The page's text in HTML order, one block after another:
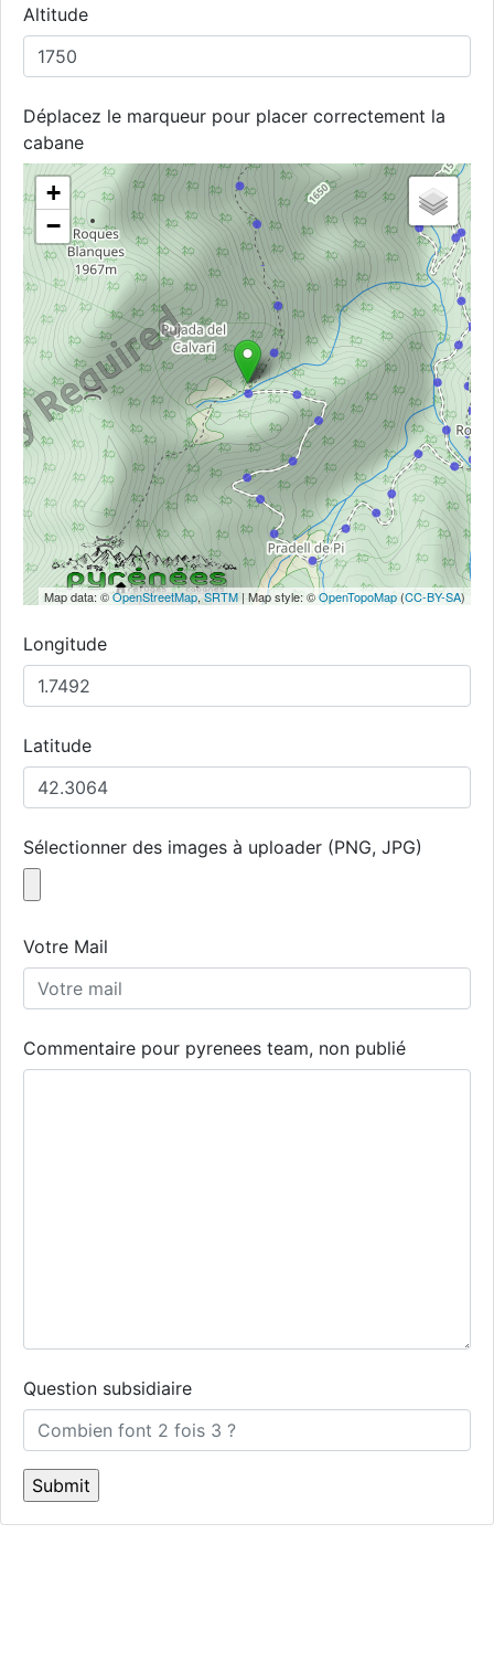
Altitude
Déplacez le marqueur pour placer correctement la
cabane
+
−
Map data: ©OpenStreetMap,SRTM| Map style: ©OpenTopoMap(CC-BY-SA)
Longitude
Latitude
Sélectionner des images à uploader (PNG, JPG)
Votre Mail
Commentaire pour pyrenees team, non publié
Question subsidiaire